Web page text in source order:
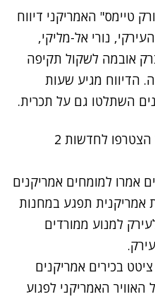
טיימס" האמריקני דיווח
נורי אל-מליקי,
אובמה לשקול תקיפה
הדיווח מגיע שעות
השתלטו גם על תכרית.
רוצים לקבל עדכונים נוספים? הצטרפו לחדשות 2
אמרו למומחים אמריקנים
אמריקנית תפגע במחנות
למנוע ממורדים
בכירים אמריקנים
האמריקני לפגוע